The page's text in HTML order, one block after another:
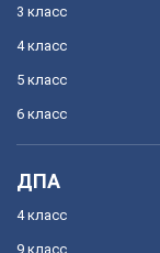
3 класс
4 класс
5 класс
6 класс
ДПА
4 класс
9 класс